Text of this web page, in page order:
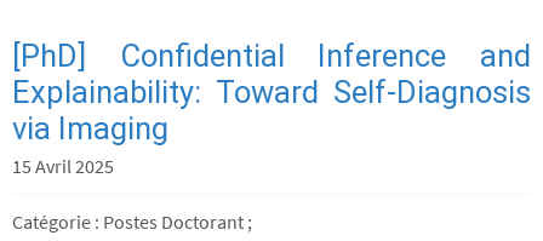
[PhD] Confidential Inference and
Explainability: Toward Self-Diagnosis
via Imaging
15 Avril 2025
Catégorie : Postes Doctorant ;